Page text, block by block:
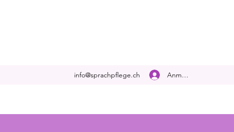
info@sprachpflege.ch Anmelden